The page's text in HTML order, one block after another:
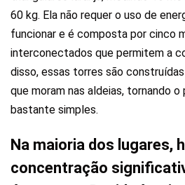
60 kg. Ela não requer o uso de
funcionar e é composta por cinco
interconectados que permitem a
disso, essas torres são
que moram nas aldeias, tornando
bastante simples.
Na maioria dos lugares,
concentração